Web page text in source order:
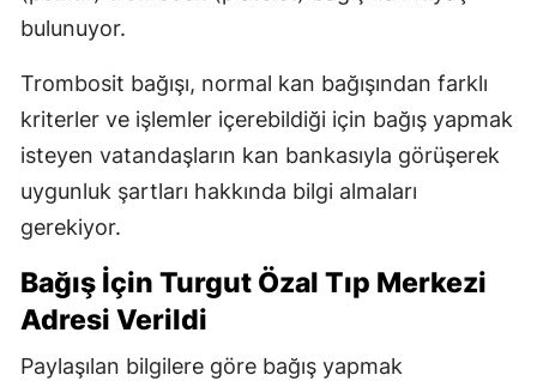
bulunuyor.
Trombosit bağışı, normal kan bağışından farklı
kriterler ve işlemler içerebildiği için bağış yapmak
isteyen vatandaşların kan bankasıyla görüşerek
uygunluk şartları hakkında bilgi almaları
gerekiyor.
Bağış İçin Turgut Özal Tıp Merkezi
Adresi Verildi
Paylaşılan bilgilere göre bağış yapmak